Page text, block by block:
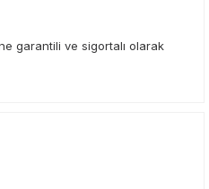
garantili ve sigortalı olarak